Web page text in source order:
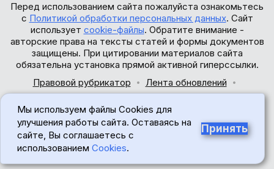
Перед использованием сайта пожалуйста ознакомьтесь
с Политикой обработки персональных данных. Сайт
использует cookie-файлы. Обратите внимание -
авторские права на тексты статей и формы документов
защищены. При цитировании материалов сайта
обязательна установка прямой активной гиперссылки.
Правовой рубрикатор
Лента обновлений
© 2017-2026
18+
Мы используем файлы Cookies для
улучшения работы сайта. Оставаясь на
сайте, Вы соглашаетесь с
использованием Cookies.
Принять